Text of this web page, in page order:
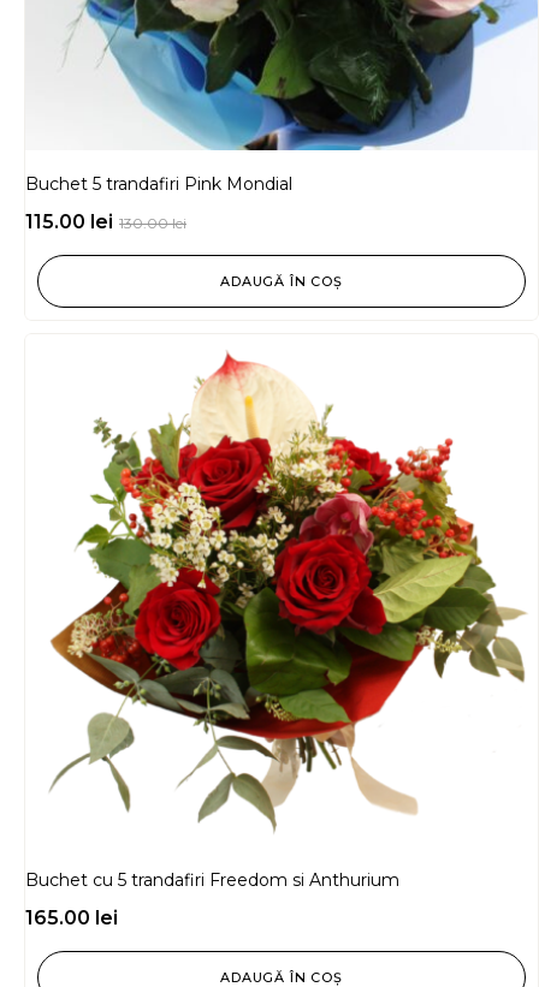
Buchet 5 trandafiri Pink Mondial
130.00lei
115.00 lei
ADAUGĂ ÎN COȘ
Buchet cu 5 trandafiri Freedom si Anthurium
165.00 lei
ADAUGĂ ÎN COȘ